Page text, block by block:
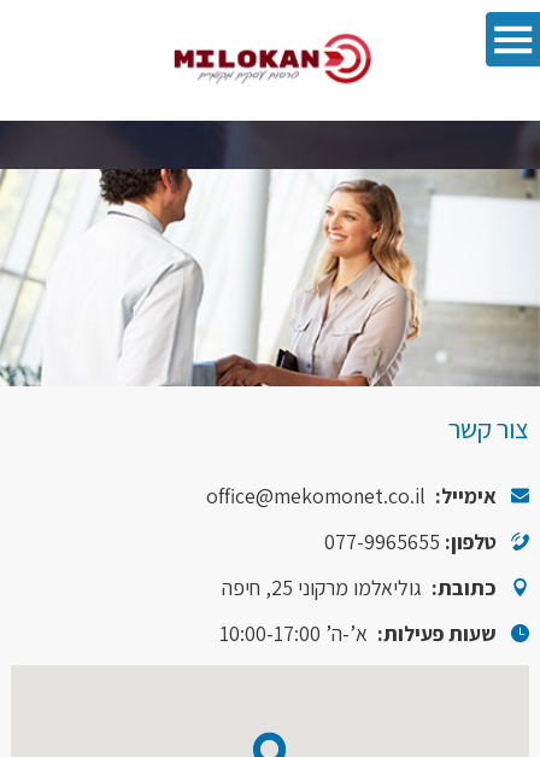
צור קשר
אימייל: office@mekomonet.co.il
טלפון: 077-9965655
כתובת: גוליאלמו מרקוני 25, חיפה
שעות פעילות: א’-ה’ 10:00-17:00